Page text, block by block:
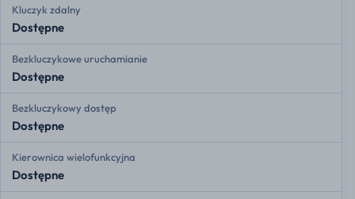
Kluczyk zdalny
Dostępne
Bezkluczykowe uruchamianie
Dostępne
Bezkluczykowy dostęp
Dostępne
Kierownica wielofunkcyjna
Dostępne